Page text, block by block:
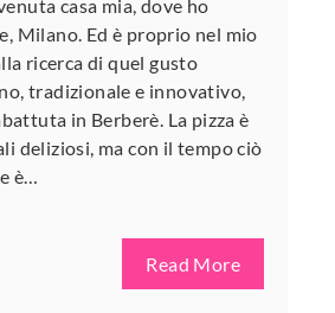
casa mia, dove ho
Milano. Ed è proprio nel mio
ricerca di quel gusto
tradizionale e innovativo,
in Berberè. La pizza è
deliziosi, ma con il tempo ciò
è…
Read More